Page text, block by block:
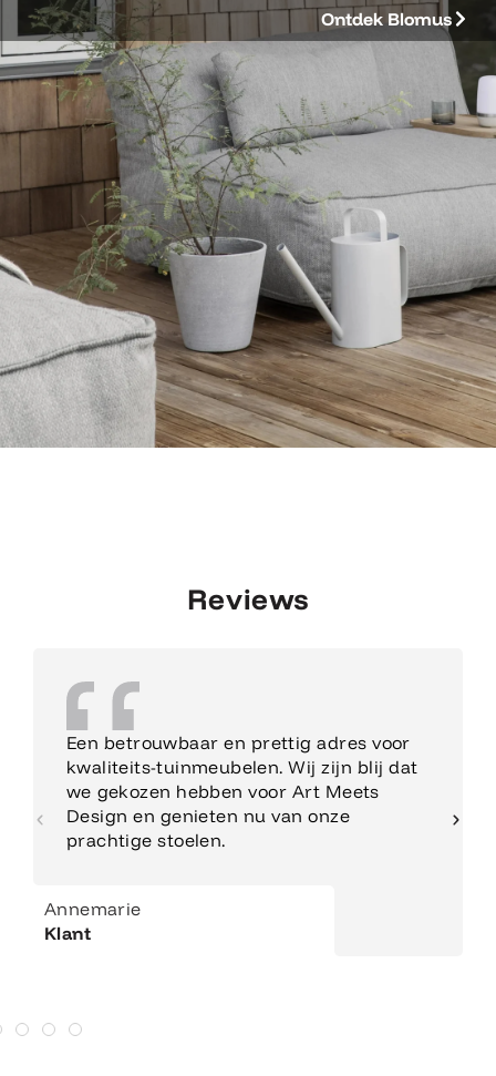
Ontdek Blomus
Reviews
Een betrouwbaar en prettig adres voor
kwaliteits-tuinmeubelen. Wij zijn blij dat
we gekozen hebben voor Art Meets
Design en genieten nu van onze
prachtige stoelen.
Annemarie
Klant